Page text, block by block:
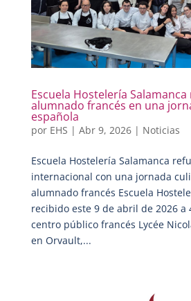
Escuela Hostelería Salamanca
alumnado francés en una
española
por EHS | Abr 9, 2026| Noticias
Escuela Hostelería Salamanca
internacional con una jornada
alumnado francés Escuela
recibido este 9 de abril de 2026 a
centro público francés Lycée
en Orvault,...